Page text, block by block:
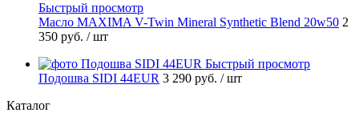
Быстрый просмотр
Масло MAXIMA V-Twin Mineral Synthetic Blend 20w50 2
350 руб. / шт
Быстрый просмотр
Подошва SIDI 44EUR 3 290 руб. / шт
Каталог